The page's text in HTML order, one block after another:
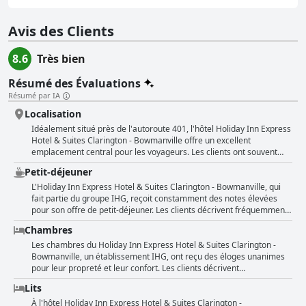
Avis des Clients
8.6
Très bien
Résumé des Évaluations
Résumé par IA
Localisation
Idéalement situé près de l'autoroute 401, l'hôtel Holiday Inn Express
Hotel & Suites Clarington - Bowmanville offre un excellent
emplacement central pour les voyageurs. Les clients ont souvent
souligné la proximité de l'hôtel avec les attractions locales, les
restaurants et les zones commerçantes. L'accès facile à l'autoroute
en fait un endroit idéal pour les visites locales et comme étape pour
les longs trajets. L'hôtel est bien situé dans un quartier paisible et
propre, ce qui améliore l'expérience globale pour les propriétaires
d'animaux et ceux qui recherchent la tranquillité. De plus,
l'emplacement, combiné aux commodités de l'hôtel telles qu'un
excellent petit-déjeuner buffet et des installations modernes, offre
un très bon rapport qualité-prix. La facilité d'accès et le
positionnement stratégique à proximité de tout en font un choix
constamment apprécié des visiteurs.
Petit-déjeuner
L'Holiday Inn Express Hotel & Suites Clarington - Bowmanville, qui
fait partie du groupe IHG, reçoit constamment des notes élevées
pour son offre de petit-déjeuner. Les clients décrivent fréquemment
le petit-déjeuner comme excellent, avec beaucoup de variété et de
nombreuses options chaudes, notamment des saucisses, des œufs,
du bacon et plus encore. Des fruits frais et divers pains, bagels et
brioches chaudes sont également mis en avant comme faisant
partie de la sélection copieuse et nutritive. Le café a suscité des
mentions spéciales pour sa qualité. Bien que quelques
commentaires aient noté des points à améliorer, comme le souhait
d'avoir plus de fruits ou une préférence pour de vraies assiettes et
Chambres
Les chambres du Holiday Inn Express Hotel & Suites Clarington -
Bowmanville, un établissement IHG, ont reçu des éloges unanimes
pour leur propreté et leur confort. Les clients décrivent
fréquemment les chambres comme étant propres, spacieuses et
équipées de lits confortables et d'équipements modernes. Les salles
de bains, particulièrement remarquées pour leur taille et leur
Lits
À l'hôtel Holiday Inn Express Hotel & Suites Clarington -